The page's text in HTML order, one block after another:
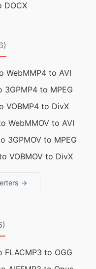
DOCX
WebMMP4 to AVI
3GPMP4 to MPEG
VOBMP4 to DivX
WebMMOV to AVI
3GPMOV to MPEG
VOBMOV to DivX
→
FLACMP3 to OGG